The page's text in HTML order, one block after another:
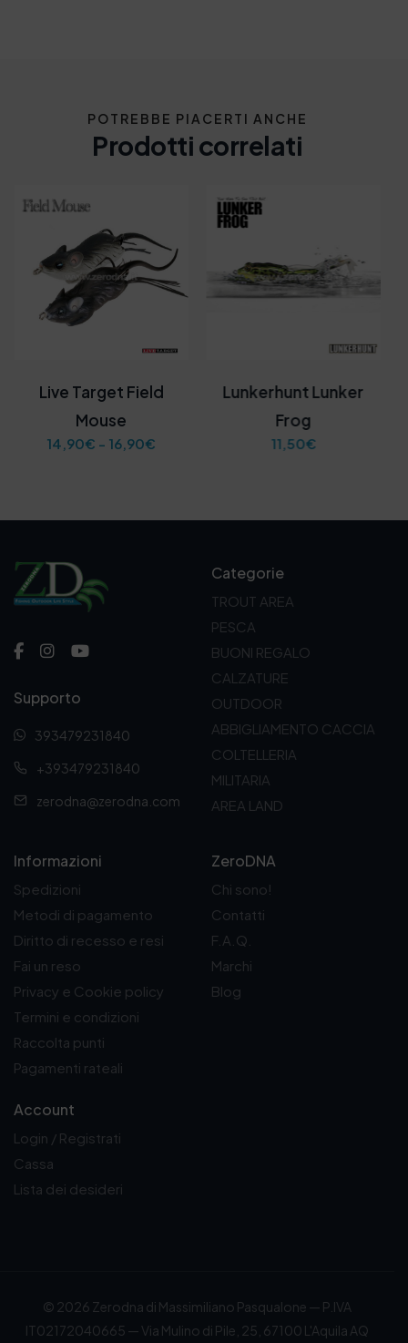
POTREBBE PIACERTI ANCHE
Prodotti correlati
Lunkerhunt Lunker
Frog
11,50€
Lunkerhunt Yappa Bug
12,50€
Supporto
393479231840
+393479231840
zerodna@zerodna.com
Categorie
TROUT AREA
PESCA
BUONI REGALO
CALZATURE
OUTDOOR
ABBIGLIAMENTO CACCIA
COLTELLERIA
MILITARIA
AREA LAND
Informazioni
Spedizioni
Metodi di pagamento
Diritto di recesso e resi
Fai un reso
Privacy e Cookie policy
Termini e condizioni
Raccolta punti
Pagamenti rateali
Account
Login / Registrati
Cassa
Lista dei desideri
ZeroDNA
Chi sono!
Contatti
F.A.Q.
Marchi
Blog
© 2026 Zerodna di Massimiliano Pasqualone — P.IVA
IT02172040665 — Via Mulino di Pile, 25, 67100 L'Aquila AQ